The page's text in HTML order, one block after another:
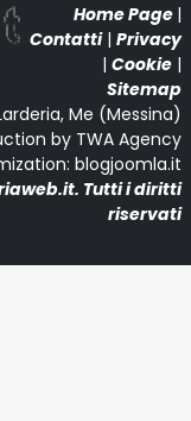
Home Page |
Contatti| Privacy
| Cookie |
Sitemap
Me (Messina)
by TWA Agency
blogjoomla.it
Tutti i diritti
riservati